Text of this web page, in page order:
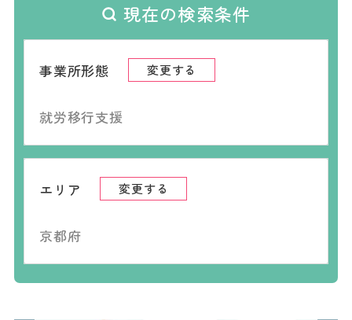
現在の検索条件
事業所形態 変更する
就労移行支援
エリア 変更する
京都府